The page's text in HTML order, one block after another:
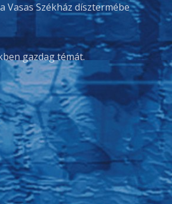
Vasas Székház dísztermébe
gazdag témát.